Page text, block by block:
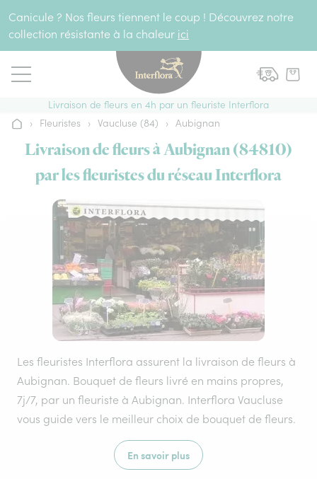
Canicule ? Nos fleurs tiennent le coup ! Découvrez notre
collection résistante à la chaleur ici
Livraison de fleurs en 4h par un fleuriste Interflora
Accueil
› Fleuristes › Vaucluse (84) › Aubignan
Livraison de fleurs à Aubignan (84810)
par les fleuristes du réseau Interflora
Les fleuristes Interflora assurent la livraison de fleurs à
Aubignan. Bouquet de fleurs livré en mains propres,
7j/7, par un fleuriste à Aubignan. Interflora Vaucluse
vous guide vers le meilleur choix de bouquet de fleurs.
En savoir plus